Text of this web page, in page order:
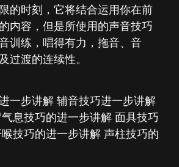
的时刻，它将结合运用你在前
内容，但是所使用的声音技巧
训练，唱得有力，拖音、音
过渡的连续性。
一步讲解 辅音技巧进一步讲解
息技巧的进一步讲解 面具技巧
技巧的进一步讲解 声柱技巧的